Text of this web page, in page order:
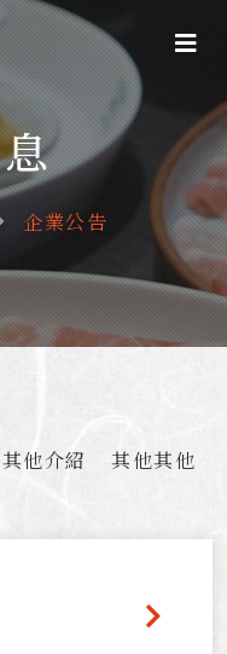
企業公告
其他介紹 其他其他